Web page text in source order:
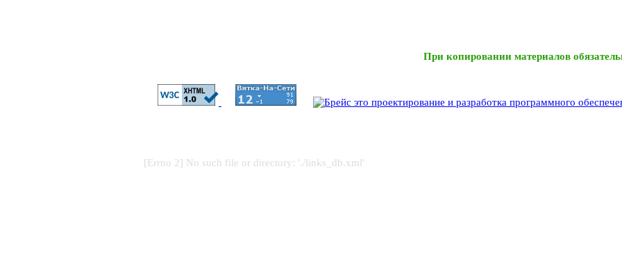
При копировании материалов
[Errno 2] No such file or directory: './links_db.xml'